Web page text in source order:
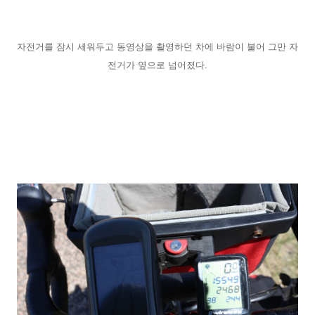
자전거를 잠시 세워두고 동영상을 촬영하던 차에 바람이 불어 그만 자
전거가 옆으로 넘어졌다.